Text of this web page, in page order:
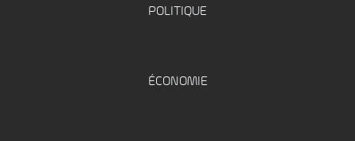
POLITIQUE
ÉCONOMIE